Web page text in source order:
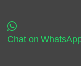
Chat on